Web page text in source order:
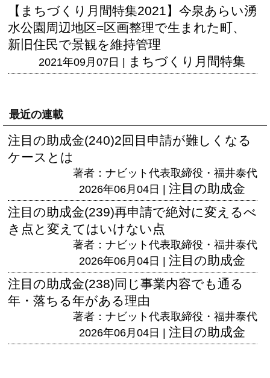
【まちづくり月間特集2021】今泉あらい湧
水公園周辺地区=区画整理で生まれた町、
新旧住民で景観を維持管理
2021年09月07日 | まちづくり月間特集
最近の連載
注目の助成金(240)2回目申請が難しくなる
ケースとは
著者：ナビット代表取締役・福井泰代
2026年06月04日 | 注目の助成金
注目の助成金(239)再申請で絶対に変えるべ
き点と変えてはいけない点
著者：ナビット代表取締役・福井泰代
2026年06月04日 | 注目の助成金
注目の助成金(238)同じ事業内容でも通る
年・落ちる年がある理由
著者：ナビット代表取締役・福井泰代
2026年06月04日 | 注目の助成金